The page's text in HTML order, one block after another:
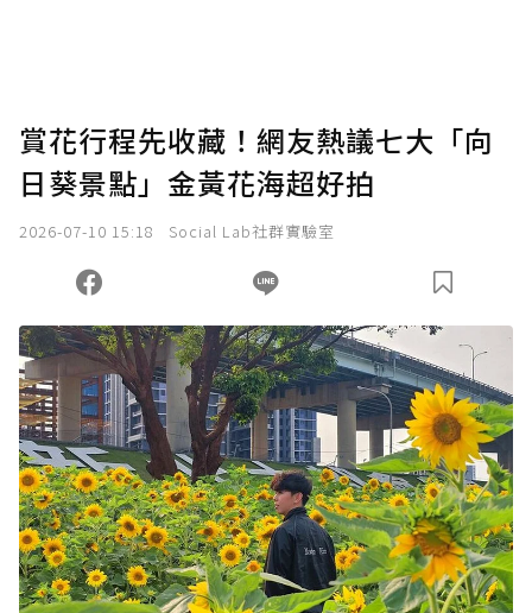
賞花行程先收藏！網友熱議七大「向
日葵景點」金黃花海超好拍
2026-07-10 15:18 Social Lab社群實驗室